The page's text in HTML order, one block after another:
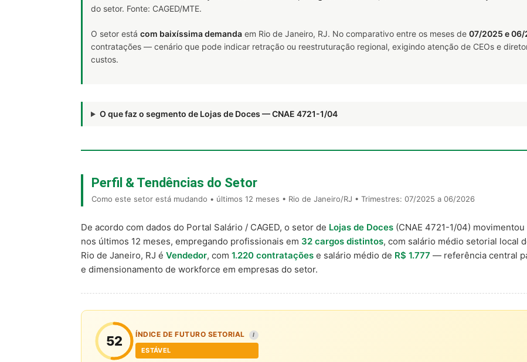
do setor. Fonte: CAGED/MTE.
O setor está com baixíssima demanda em Rio de Janeiro, RJ. No comparativo entre os meses de 07/2025 e
contratações — cenário que pode indicar retração ou reestruturação regional, exigindo atenção de CEOs e
custos.
O que faz o segmento de Lojas de Doces — CNAE 4721-1/04
Perfil & Tendências do Setor
Como este setor está mudando • últimos 12 meses • Rio de Janeiro/RJ • Trimestres: 07/2025 a 06/2026
De acordo com dados do Portal Salário / CAGED, o setor de Lojas de Doces (CNAE 4721-1/04) movimentou
nos últimos 12 meses, empregando profissionais em 32 cargos distintos, com salário médio setorial local
Rio de Janeiro, RJ é Vendedor, com 1.220 contratações e salário médio de R$ 1.777 — referência central
e dimensionamento de workforce em empresas do setor.
52 ÍNDICE DE FUTURO SETORIAL I
ESTÁVEL